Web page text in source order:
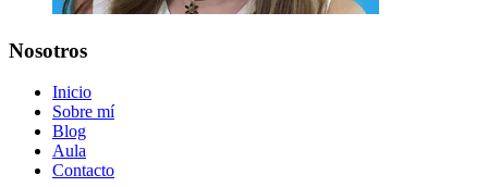
Nosotros
Inicio
Sobre mí
Blog
Aula
Contacto